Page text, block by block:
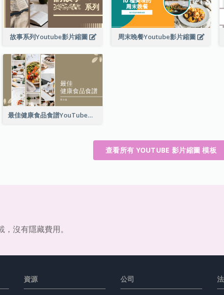
故事系列Youtube影片縮圖 周末晚餐Youtube影片縮圖
最佳健康食品食譜YouTube影片縮圖
查看所有 YOUTUBE 影片縮圖 模板
沒有隱藏費用。
資源 公司